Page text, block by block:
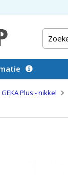
GEKA Plus - nikkel